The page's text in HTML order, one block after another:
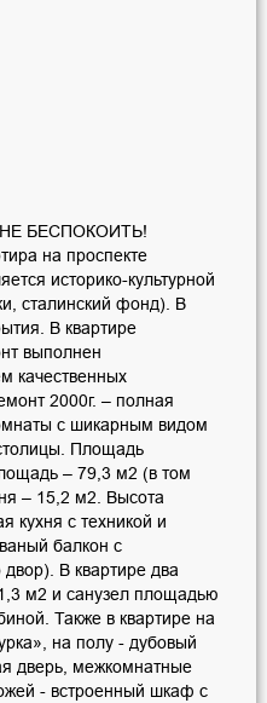
БЕСПОКОИТЬ!
на проспекте
историко-культурной
сталинский фонд). В
В квартире
выполнен
качественных
2000г. – полная
с шикарным видом
Площадь
– 79,3 м2 (в том
– 15,2 м2. Высота
кухня с техникой и
балкон с
В квартире два
м2 и санузел площадью
Также в квартире на
на полу - дубовый
дверь, межкомнатные
- встроенный шкаф с